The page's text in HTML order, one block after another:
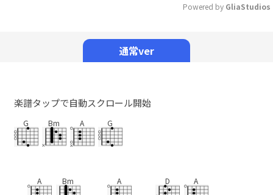
Powered by GliaStudios
通常ver
楽譜タップで自動スクロール開始
G Bm A G
A Bm A D A